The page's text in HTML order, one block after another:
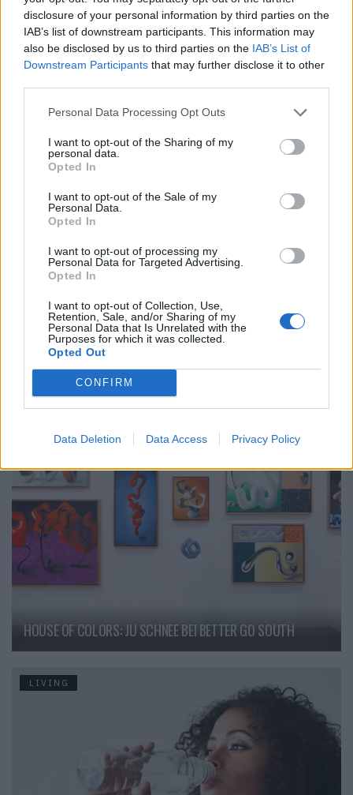
disclosure of your personal information by third parties on the
IAB’s list of downstream participants. This information may
also be disclosed by us to third parties on the IAB’s List of
Downstream Participants that may further disclose it to other
Personal Data Processing Opt Outs
I want to opt-out of the Sharing of my
personal data.
Opted In
I want to opt-out of the Sale of my
Personal Data.
Opted In
I want to opt-out of processing my
Personal Data for Targeted Advertising.
Opted In
I want to opt-out of Collection, Use,
Retention, Sale, and/or Sharing of my
Personal Data that Is Unrelated with the
Purposes for which it was collected.
Opted Out
CONFIRM
Data Deletion Data Access Privacy Policy
das Zusammenspiel von Superwhite-Marmor und
Sunrise-Eiche. Hier werden Stücke wie das Bett Aldgate
und der Sessel Cinnamon präsentiert, wobei letzterer die
Die Eröffnung des neuen Flagship Stores in Frankfurt ist
nicht nur ein Meilenstein für Molteni&C, sondern auch ein
Zeugnis für die kontinuierliche Weiterentwicklung und
Transformation der Designwelt. Die Symbiose aus
Tradition, Innovation und handwerklichem Geschick
Designliebhaber und Fachleute gleichermaßen.
Molteni salone del mobile
VERWANDTE ARTIKEL
HOUSE OF COLORS: JU SCHNEE BEI BETTER GO SOUTH
LIVING